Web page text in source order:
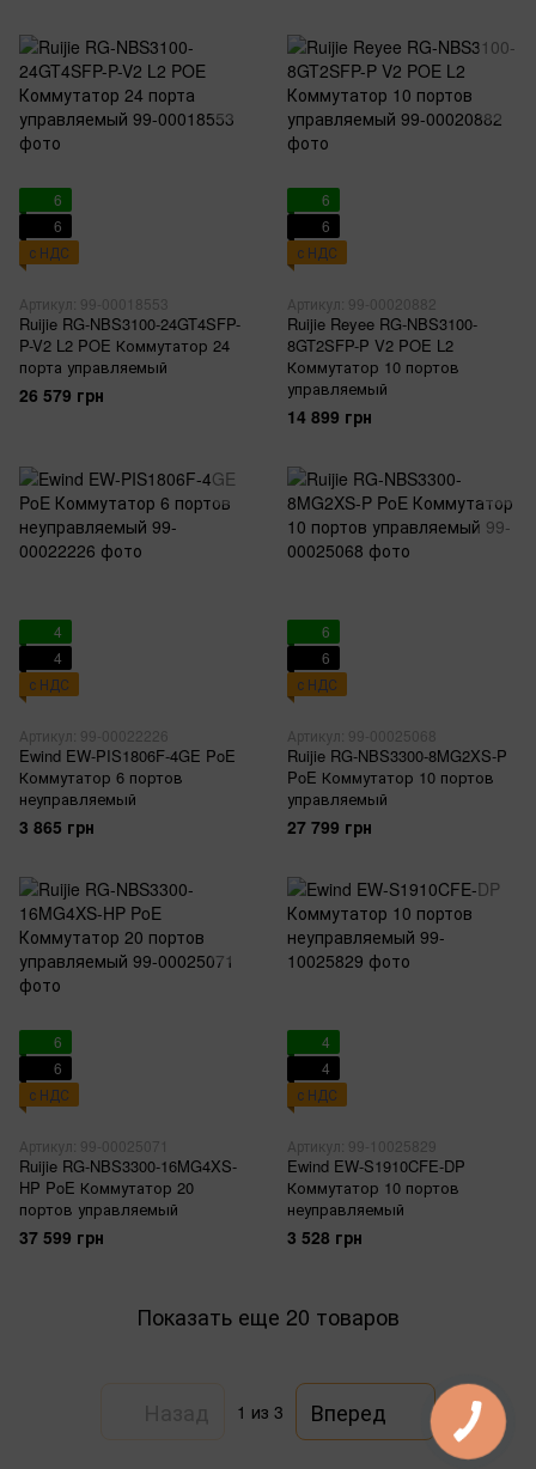
6
6
с НДС
Артикул: 99-00018553
Ruijie RG-NBS3100-24GT4SFP-
P-V2 L2 POE Коммутатор 24
порта управляемый
26 579 грн
6
6
с НДС
Артикул: 99-00020882
Ruijie Reyee RG-NBS3100-
8GT2SFP-P V2 POE L2
Коммутатор 10 портов
управляемый
14 899 грн
4
4
с НДС
Артикул: 99-00022226
Ewind EW-PIS1806F-4GE PoE
Коммутатор 6 портов
неуправляемый
3 865 грн
6
6
с НДС
Артикул: 99-00025068
Ruijie RG-NBS3300-8MG2XS-P
PoE Коммутатор 10 портов
управляемый
27 799 грн
6
6
с НДС
Артикул: 99-00025071
Ruijie RG-NBS3300-16MG4XS-
HP PoE Коммутатор 20
портов управляемый
37 599 грн
4
4
с НДС
Артикул: 99-10025829
Ewind EW-S1910CFE-DP
Коммутатор 10 портов
неуправляемый
3 528 грн
Показать еще 20 товаров
1 из 3 Вперед